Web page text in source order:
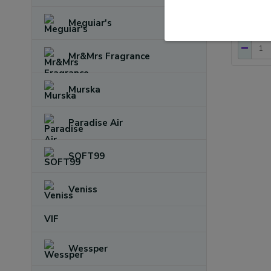
Meguiar's
Mr&Mrs Fragrance
Murska
Paradise Air
SOFT99
Veniss
VIF
Wessper